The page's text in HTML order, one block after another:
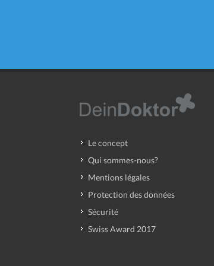
Le concept
Qui sommes-nous?
Mentions légales
Protection des données
Sécurité
Swiss Award 2017